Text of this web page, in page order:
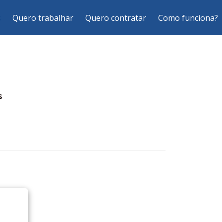
Quero trabalhar Quero contratar Como funciona?